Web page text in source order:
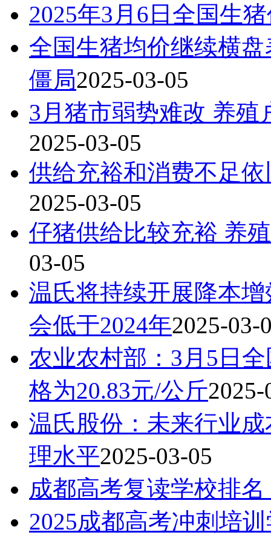
2025年3月6日全国生
全国生猪均价继续横
僵局2025-03-05
3月猪市弱势难改 养
2025-03-05
供给充裕和消费不足
2025-03-05
仔猪供给比较充裕 养
03-05
温氏将持续开展降本
会低于2024年2025-03-
农业农村部：3月5日
格为20.83元/公斤2025-
温氏股份：未来行业
理水平2025-03-05
成都高考复读学校排
2025成都高考冲刺培